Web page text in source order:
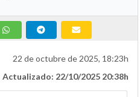
22 de octubre de 2025, 18:23h
Actualizado: 22/10/2025 20:38h